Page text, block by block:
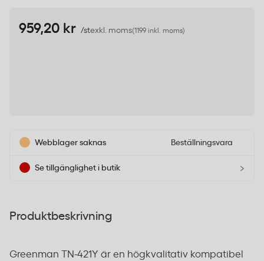
959,20 kr /stexkl. moms(1199 inkl. moms)
Webblager saknas Beställningsvara
Se tillgänglighet i butik ›
Produktbeskrivning
Greenman TN-421Y är en högkvalitativ kompatibel